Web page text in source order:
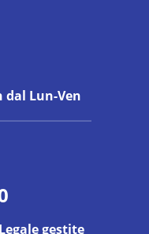
dal Lun-Ven
gestite